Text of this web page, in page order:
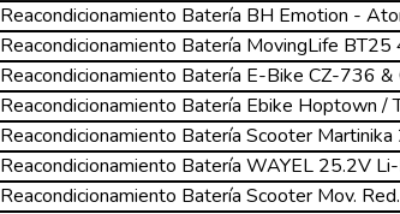
Reacondicionamiento Batería BH Emotion -
Reacondicionamiento Batería MovingLife BT25
Reacondicionamiento Batería E-Bike CZ-736
Reacondicionamiento Batería Ebike Hoptown
Reacondicionamiento Batería Scooter
Reacondicionamiento Batería WAYEL 25.2V
Reacondicionamiento Batería Scooter Mov.